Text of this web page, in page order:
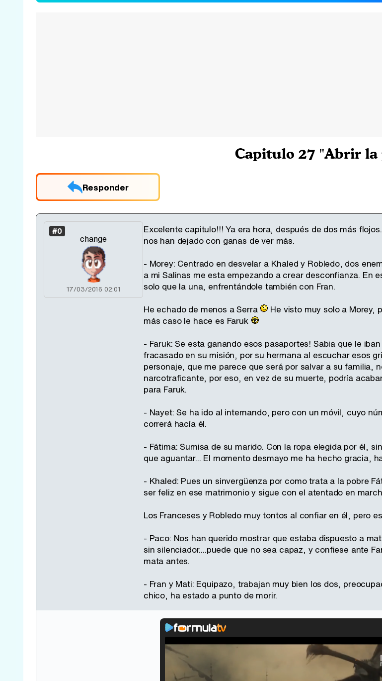
Capitulo 27 "Abrir la
Responder
#0
change
17/03/2016 02:01
Excelente capitulo!!! Ya era hora, después de dos más
nos han dejado con ganas de ver más.
- Morey: Centrado en desvelar a Khaled y Robledo, dos
a mi Salinas me esta empezando a crear desconfianza. En
solo que la una, enfrentándole también con Fran.
He echado de menos a Serra
He visto muy solo a Morey,
más caso le hace es Faruk
- Faruk: Se esta ganando esos pasaportes! Sabia que le
fracasado en su misión, por su hermana al escuchar esos
personaje, que me parece que será por salvar a su familia,
narcotraficante, por eso, en vez de su muerte, podría
para Faruk.
- Nayet: Se ha ido al internando, pero con un móvil, cuyo
correrá hacía él.
- Fátima: Sumisa de su marido. Con la ropa elegida por él,
que aguantar... El momento desmayo me ha hecho gracia,
- Khaled: Pues un sinvergüenza por como trata a la pobre
ser feliz en ese matrimonio y sigue con el atentado en
Los Franceses y Robledo muy tontos al confiar en él, pero
- Paco: Nos han querido mostrar que estaba dispuesto a
sin silenciador....puede que no sea capaz, y confiese ante
mata antes.
- Fran y Mati: Equipazo, trabajan muy bien los dos,
chico, ha estado a punto de morir.